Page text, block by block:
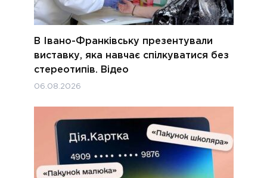
В Івано-Франківську презентували
виставку, яка навчає спілкуватися без
стереотипів. Відео
06.08.2026